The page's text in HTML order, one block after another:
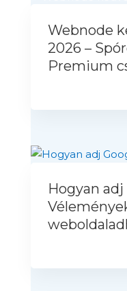
Webnode
2026 –
Premium
Hogyan adj